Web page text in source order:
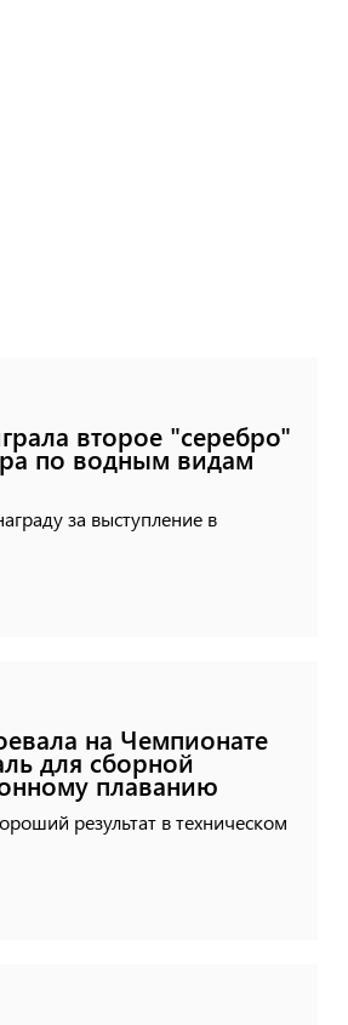
второе "серебро"
по водным видам
за выступление в
на Чемпионате
для сборной
плаванию
результат в техническом